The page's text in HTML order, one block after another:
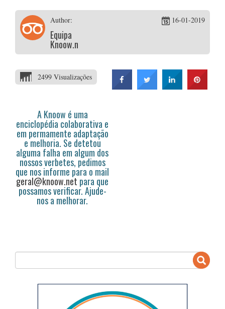
Author:
Equipa
Knoow.net
16-01-2019
2499 Visualizações
A Knoow é uma
enciclopédia colaborativa e
em permamente adaptação
e melhoria. Se detetou
alguma falha em algum dos
nossos verbetes, pedimos
que nos informe para o mail
geral@knoow.net para que
possamos verificar. Ajude-
nos a melhorar.